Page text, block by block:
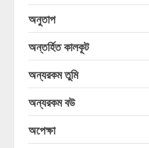
অনুতাপ
অন্তর্হিত কালকূট
অন্যরকম তুমি
অন্যরকম বউ
অপেক্ষা